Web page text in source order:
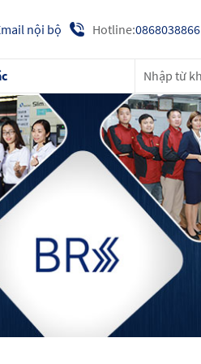
nội bộ Hotline:0868038866